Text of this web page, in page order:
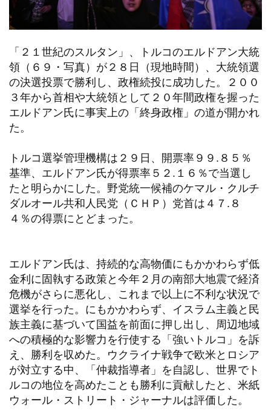
「２１世紀のスルタン」、トルコのエルドアン大統
領（６９・写真）が２８日（現地時間）、大統領選
の決選投票で勝利し、政権続投に成功した。２００
３年から首相や大統領として２０年間政権を握った
エルドアン氏に事実上の「終身政権」の道が開かれ
た。
トルコ選挙管理機構は２９日、開票率９９.８５％
基準、エルドアン氏が得票率５２.１６％で当選し
たと明らかにした。野党統一候補のケマル・クルチ
ダルオール共和人民党（ＣＨＰ）党首は４７.８
４％の得票にとどまった。
エルドアン氏は、持続的な高物価にもかかわらず低
金利に固執する政策と今年２月の南部大地震で経済
危機がさらに悪化し、これまで以上に不利な状況で
選挙を行った。にもかかわらず、イスラム主義と民
族主義に基づいて国益を前面に押し出し、周辺地域
への積極的な影響力を行使する「強いトルコ」を訴
え、勝利を収めた。ウクライナ戦争で欧米とロシア
が対立する中、「仲裁指導者」を自認し、世界でト
ルコの地位を高めたことも勝利に貢献したと、米紙
ウォール・ストリート・ジャーナルは評価した。